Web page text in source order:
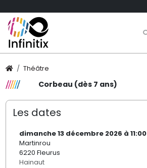
Théâtre
Corbeau (dès 7 ans)
Les dates
dimanche 13 décembre 2026 à 11:00
Martinrou
6220 Fleurus
Hainaut